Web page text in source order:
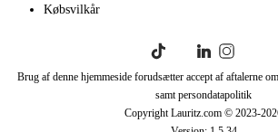
Købsvilkår
Brug af denne hjemmeside forudsætter accept af aftalerne
samt persondatapolitik
Copyright Lauritz.com © 2023-